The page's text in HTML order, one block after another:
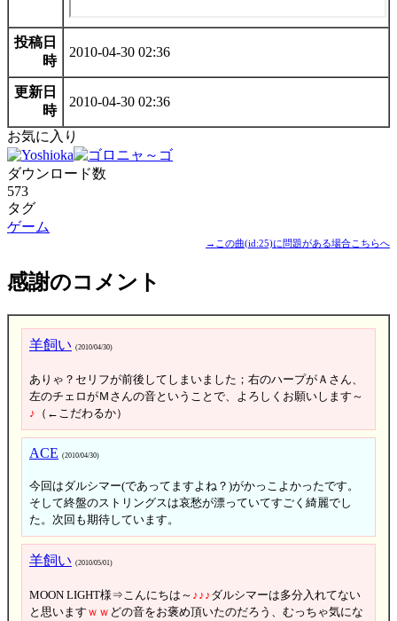
投稿日
時
2010-04-30 02:36
更新日
時
2010-04-30 02:36
お気に入り
ダウンロード数
573
タグ
ゲーム
→この曲(id:25)に問題がある場合こちらへ
感謝のコメント
羊飼い (2010/04/30)
ありゃ？セリフが前後してしまいました；右のハープがＡさん、
左のチェロがＭさんの音ということで、よろしくお願いします～
♪ （←こだわるか）
ACE (2010/04/30)
今回はダルシマー(であってますよね？)がかっこよかったです。
そして終盤のストリングスは哀愁が漂っていてすごく綺麗でし
た。次回も期待しています。
羊飼い (2010/05/01)
MOON LIGHT様⇒こんにちは～ ♪♪♪ダルシマーは多分入れてない
と思います ｗ ｗ どの音をお褒め頂いたのだろう、むっちゃ気にな